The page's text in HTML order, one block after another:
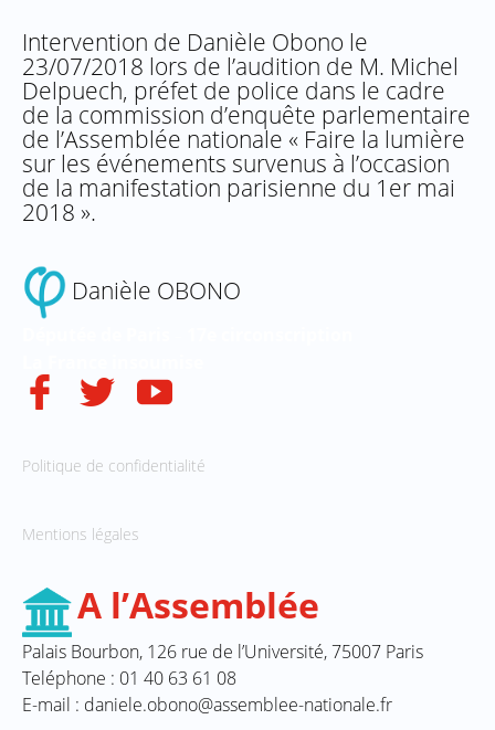
Intervention de Danièle Obono le
23/07/2018 lors de l’audition de M. Michel
Delpuech, préfet de police dans le cadre
de la commission d’enquête parlementaire
de l’Assemblée nationale « Faire la lumière
sur les événements survenus à l’occasion
de la manifestation parisienne du 1er mai
2018 ».
Danièle OBONO
Politique de confidentialité
Mentions légales
A l’Assemblée
Palais Bourbon, 126 rue de l’Université, 75007 Paris
Teléphone : 01 40 63 61 08
E-mail : daniele.obono@assemblee-nationale.fr